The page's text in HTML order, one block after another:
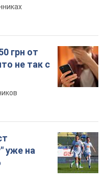
грн от
не так с
уже на